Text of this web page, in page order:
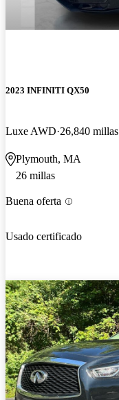
2023 INFINITI QX50
Luxe AWD 26,840 millas
Plymouth, MA
26 millas
Buena oferta
Usado certificado